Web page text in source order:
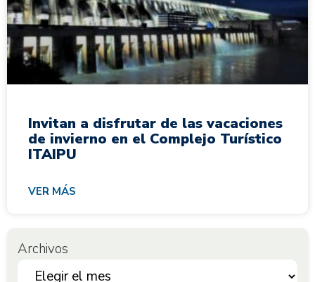
Invitan a disfrutar de las vacaciones
de invierno en el Complejo Turístico
ITAIPU
VER MÁS
Archivos